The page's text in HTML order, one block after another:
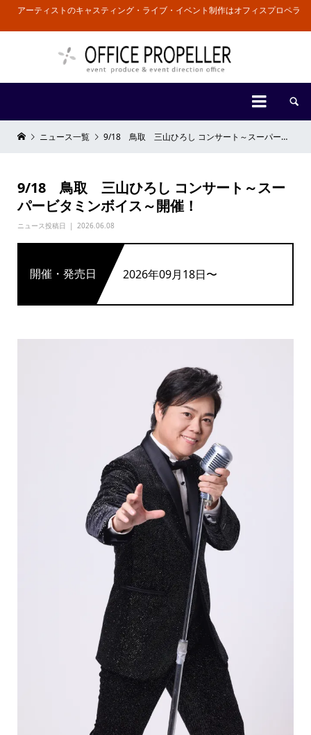
アーティストのキャスティング・ライブ・イベント制作はオフィスプロペラ
 
ニュース一覧 9/18 鳥取 三山ひろし コンサート～スーパービタミンボイス～開催！
9/18 鳥取 三山ひろし コンサート～スー
パービタミンボイス～開催！
ニュース投稿日 2026.06.08
開催・発売日 2026年09月18日〜